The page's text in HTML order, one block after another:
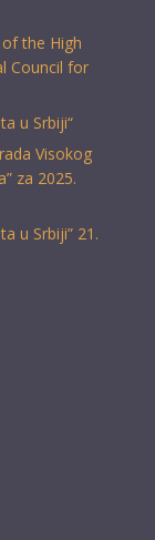
the High
Council for
u Srbiji“
Visokog
za 2025.
u Srbiji” 21.